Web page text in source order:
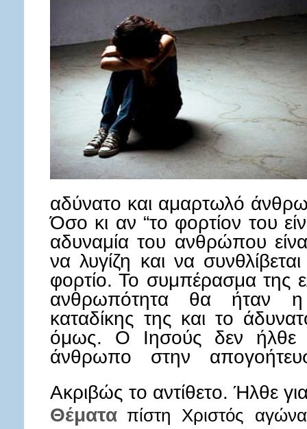
αδύνατο και αμαρτωλό
Όσο κι αν “το φορτίον του
αδυναμία του ανθρώπου
να λυγίζη και να
φορτίο. Το συμπέρασμα της
ανθρωπότητα θα ήταν η
καταδίκης της και το
όμως. Ο Ιησούς δεν ήλθε
άνθρωπο στην
Ακριβώς το αντίθετο. Ήλθε
Θέματα πίστη Χριστός